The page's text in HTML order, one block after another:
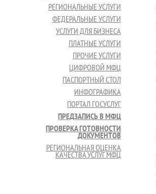
РЕГИОНАЛЬНЫЕ УСЛУГИ
ФЕДЕРАЛЬНЫЕ УСЛУГИ
УСЛУГИ ДЛЯ БИЗНЕСА
ПЛАТНЫЕ УСЛУГИ
ПРОЧИЕ УСЛУГИ
ЦИФРОВОЙ МФЦ
ПАСПОРТНЫЙ СТОЛ
ИНФОГРАФИКА
ПОРТАЛ ГОСУСЛУГ
ПРЕДЗАПИСЬ В МФЦ
ПРОВЕРКА ГОТОВНОСТИ
ДОКУМЕНТОВ
РЕГИОНАЛЬНАЯ ОЦЕНКА
КАЧЕСТВА УСЛУГ МФЦ